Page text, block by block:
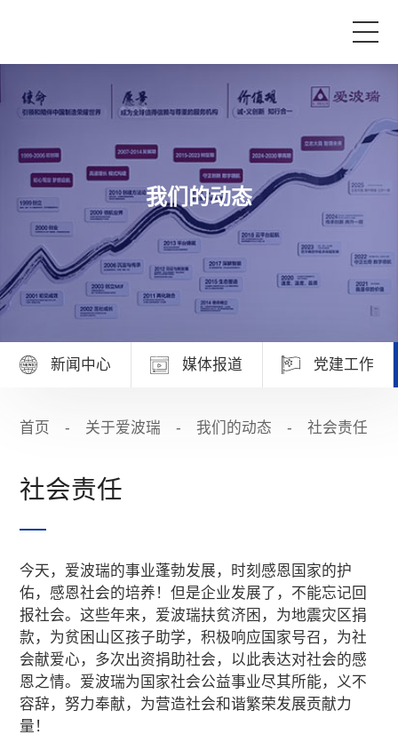
首页
产品与服务
品牌活动
案例中心
关于爱波瑞
我们的动态
新闻中心 媒体报道 党建工作
社会责任
首页 - 关于爱波瑞 - 我们的动态 - 社会责任
今天，爱波瑞的事业蓬勃发展，时刻感恩国家的护
佑，感恩社会的培养！但是企业发展了，不能忘记回
报社会。这些年来，爱波瑞扶贫济困，为地震灾区捐
款，为贫困山区孩子助学，积极响应国家号召，为社
会献爱心，多次出资捐助社会，以此表达对社会的感
恩之情。爱波瑞为国家社会公益事业尽其所能，义不
容辞，努力奉献，为营造社会和谐繁荣发展贡献力
量！